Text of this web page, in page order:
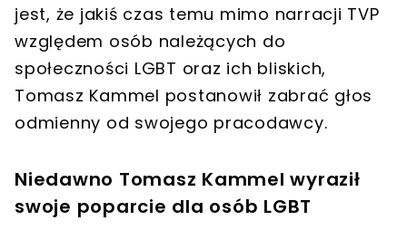
jest, że jakiś czas temu mimo narracji TVP
względem osób należących do
społeczności LGBT oraz ich bliskich,
Tomasz Kammel postanowił zabrać głos
odmienny od swojego pracodawcy.
Niedawno Tomasz Kammel wyraził
swoje poparcie dla osób LGBT